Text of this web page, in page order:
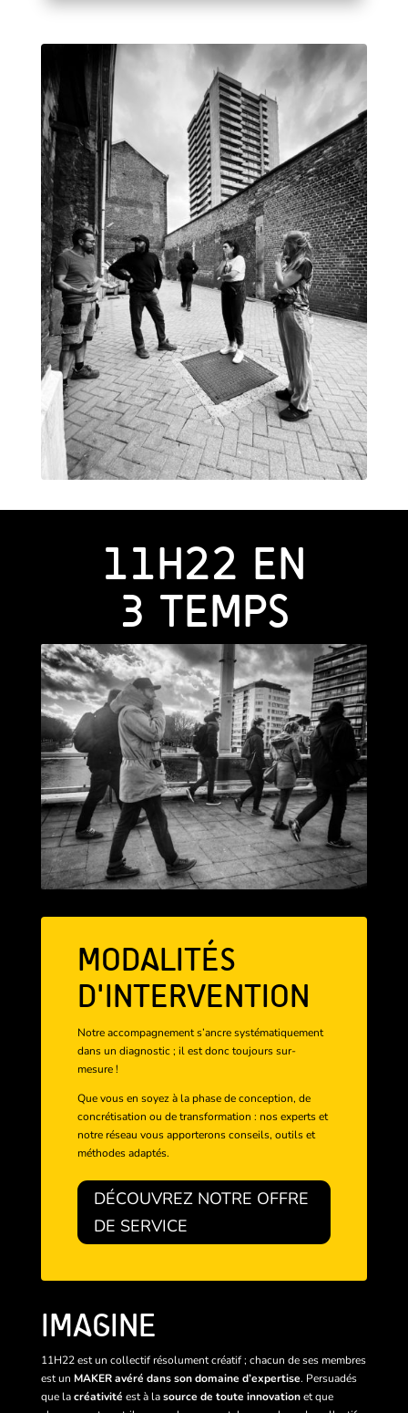
11H22 EN
3 TEMPS
MODALITÉS
D'INTERVENTION
Notre accompagnement s’ancre systématiquement
dans un diagnostic ; il est donc toujours sur-
mesure !
Que vous en soyez à la phase de conception, de
concrétisation ou de transformation : nos experts et
notre réseau vous apporterons conseils, outils et
méthodes adaptés.
DÉCOUVREZ NOTRE OFFRE
DE SERVICE
IMAGINE
11H22 est un collectif résolument créatif ; chacun de ses membres
est un MAKER avéré dans son domaine d’expertise. Persuadés
que lacréativité est à lasource de toute innovationet que